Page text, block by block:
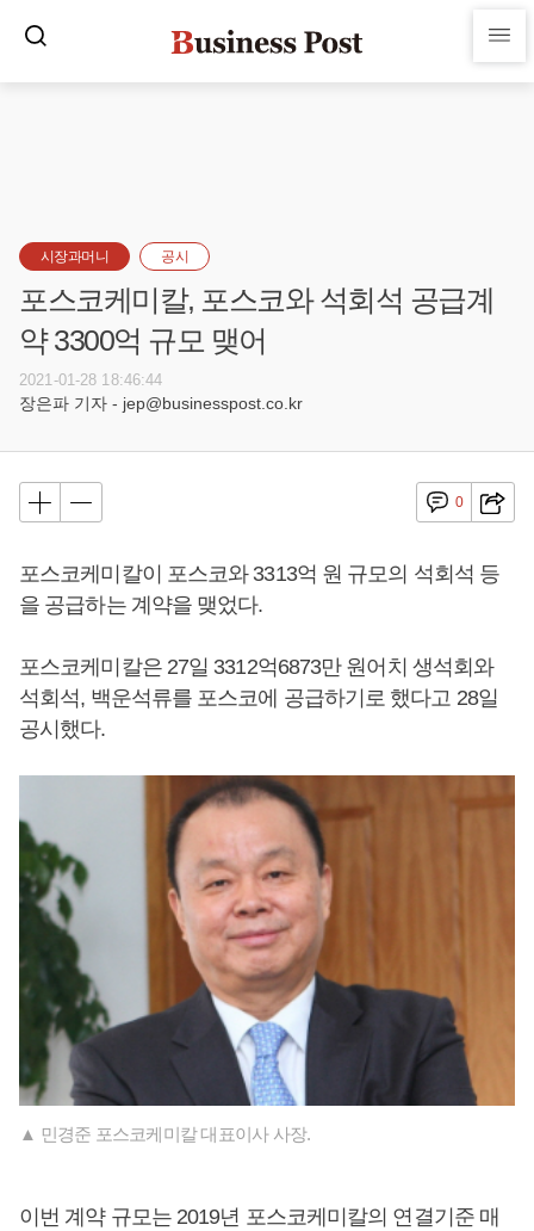
시장과머니 공시
포스코케미칼, 포스코와 석회석 공급계
약 3300억 규모 맺어
2021-01-28 18:46:44
장은파 기자 - jep@businesspost.co.kr
0
포스코케미칼이 포스코와 3313억 원 규모의 석회석 등
을 공급하는 계약을 맺었다.
포스코케미칼은 27일 3312억6873만 원어치 생석회와
석회석, 백운석류를 포스코에 공급하기로 했다고 28일
공시했다.
▲ 민경준 포스코케미칼 대표이사 사장.
이번 계약 규모는 2019년 포스코케미칼의 연결기준 매